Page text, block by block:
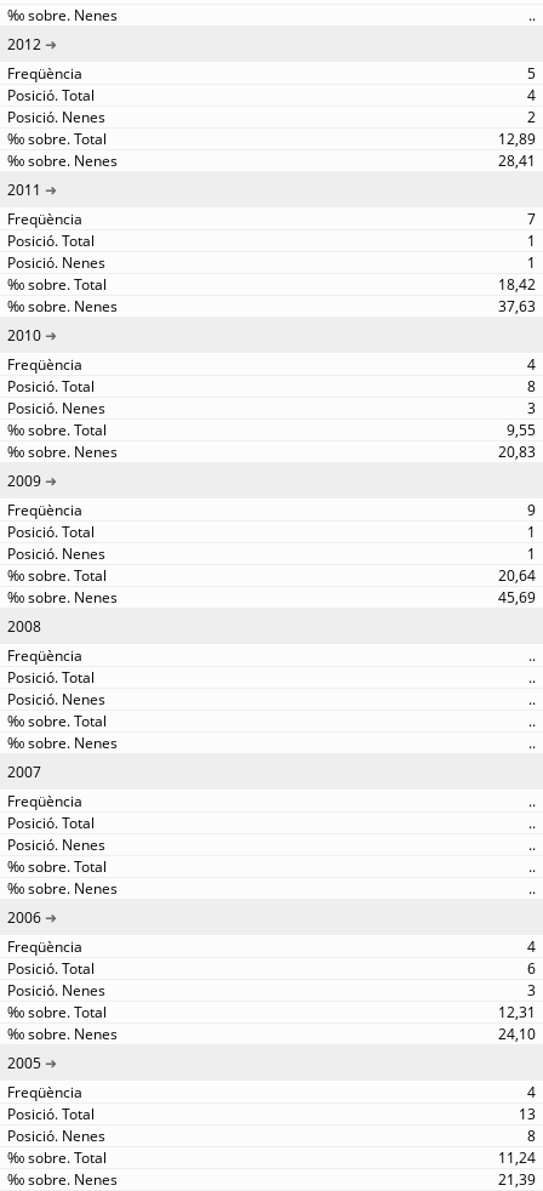
..
2012
5
4
2
12,89
28,41
2011
7
1
1
18,42
37,63
2010
4
8
3
9,55
20,83
2009
9
1
1
20,64
45,69
2008
..
..
..
..
..
2007
..
..
..
..
..
2006
4
6
3
12,31
24,10
2005
4
13
8
11,24
21,39